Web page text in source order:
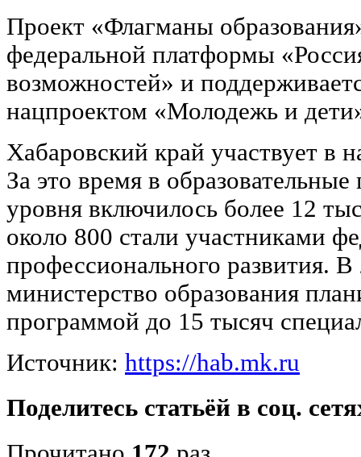
Проект «Флагманы
федеральной платформы
возможностей» и
нацпроектом «Молодежь и
Хабаровский край участвует в
За это время в
уровня включилось более 12
около 800 стали участниками
профессионального развития.
министерство образования
программой до 15 тысяч
Источник: https://hab.mk.ru
Поделитесь статьёй в соц.